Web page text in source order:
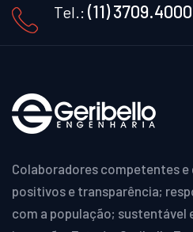
Tel.: (11) 3709.4000
Colaboradores competentes
positivos e transparência;
com a população; sustentável